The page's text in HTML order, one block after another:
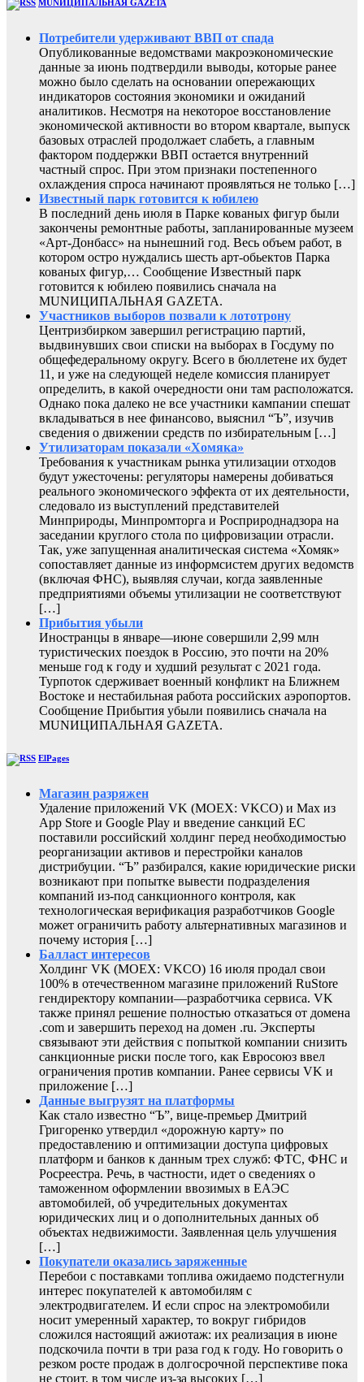
MUNИЦИПАЛЬНАЯ GAZЕТА
Потребители удерживают ВВП от спада
Опубликованные ведомствами макроэкономические
данные за июнь подтвердили выводы, которые ранее
можно было сделать на основании опережающих
индикаторов состояния экономики и ожиданий
аналитиков. Несмотря на некоторое восстановление
экономической активности во втором квартале, выпуск
базовых отраслей продолжает слабеть, а главным
фактором поддержки ВВП остается внутренний
частный спрос. При этом признаки постепенного
охлаждения спроса начинают проявляться не только […]
Известный парк готовится к юбилею
В последний день июля в Парке кованых фигур были
закончены ремонтные работы, запланированные музеем
«Арт-Донбасс» на нынешний год. Весь объем работ, в
котором остро нуждались шесть арт-обьектов Парка
кованых фигур,… Сообщение Известный парк
готовится к юбилею появились сначала на
MUNИЦИПАЛЬНАЯ GAZЕТА.
Участников выборов позвали к лототрону
Центризбирком завершил регистрацию партий,
выдвинувших свои списки на выборах в Госдуму по
общефедеральному округу. Всего в бюллетене их будет
11, и уже на следующей неделе комиссия планирует
определить, в какой очередности они там расположатся.
Однако пока далеко не все участники кампании спешат
вкладываться в нее финансово, выяснил “Ъ”, изучив
сведения о движении средств по избирательным […]
Утилизаторам показали «Хомяка»
Требования к участникам рынка утилизации отходов
будут ужесточены: регуляторы намерены добиваться
реального экономического эффекта от их деятельности,
следовало из выступлений представителей
Минприроды, Минпромторга и Росприроднадзора на
заседании круглого стола по цифровизации отрасли.
Так, уже запущенная аналитическая система «Хомяк»
сопоставляет данные из информсистем других ведомств
(включая ФНС), выявляя случаи, когда заявленные
предприятиями объемы утилизации не соответствуют
[…]
Прибытия убыли
Иностранцы в январе—июне совершили 2,99 млн
туристических поездок в Россию, это почти на 20%
меньше год к году и худший результат с 2021 года.
Турпоток сдерживает военный конфликт на Ближнем
Востоке и нестабильная работа российских аэропортов.
Сообщение Прибытия убыли появились сначала на
MUNИЦИПАЛЬНАЯ GAZЕТА.
ElPages
Магазин разряжен
Удаление приложений VK (MOEX: VKCO) и Max из
App Store и Google Play и введение санкций ЕС
поставили российский холдинг перед необходимостью
реорганизации активов и перестройки каналов
дистрибуции. “Ъ” разбирался, какие юридические риски
возникают при попытке вывести подразделения
компаний из-под санкционного контроля, как
технологическая верификация разработчиков Google
может ограничить работу альтернативных магазинов и
почему история […]
Балласт интересов
Холдинг VK (MOEX: VKCO) 16 июля продал свои
100% в отечественном магазине приложений RuStore
гендиректору компании—разработчика сервиса. VK
также принял решение полностью отказаться от домена
.com и завершить переход на домен .ru. Эксперты
связывают эти действия с попыткой компании снизить
санкционные риски после того, как Евросоюз ввел
ограничения против компании. Ранее сервисы VK и
приложение […]
Данные выгрузят на платформы
Как стало известно “Ъ”, вице-премьер Дмитрий
Григоренко утвердил «дорожную карту» по
предоставлению и оптимизации доступа цифровых
платформ и банков к данным трех служб: ФТС, ФНС и
Росреестра. Речь, в частности, идет о сведениях о
таможенном оформлении ввозимых в ЕАЭС
автомобилей, об учредительных документах
юридических лиц и о дополнительных данных об
объектах недвижимости. Заявленная цель улучшения
[…]
Покупатели оказались заряженные
Перебои с поставками топлива ожидаемо подстегнули
интерес покупателей к автомобилям с
электродвигателем. И если спрос на электромобили
носит умеренный характер, то вокруг гибридов
сложился настоящий ажиотаж: их реализация в июне
подскочила почти в три раза год к году. Но говорить о
резком росте продаж в долгосрочной перспективе пока
не стоит, в том числе из-за высоких […]